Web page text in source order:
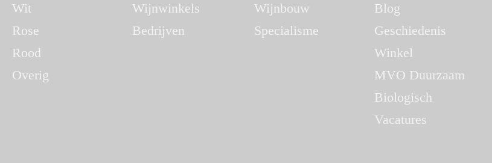
Wit
Rose
Rood
Overig
Wijnwinkels
Bedrijven
Wijnbouw
Specialisme
Blog
Geschiedenis
Winkel
MVO Duurzaam
Biologisch
Vacatures